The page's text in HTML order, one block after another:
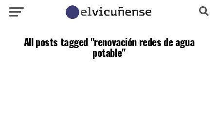
All posts tagged "renovación redes de agua
potable"